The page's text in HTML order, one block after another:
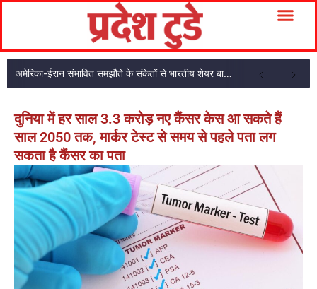
अमेरिका-ईरान संभावित समझौते के संकेतों से भारतीय शेयर बाजार में शुरुआती तेजी
दुनिया में हर साल 3.3 करोड़ नए कैंसर केस आ सकते हैं
साल 2050 तक, मार्कर टेस्ट से समय से पहले पता लग
सकता है कैंसर का पता